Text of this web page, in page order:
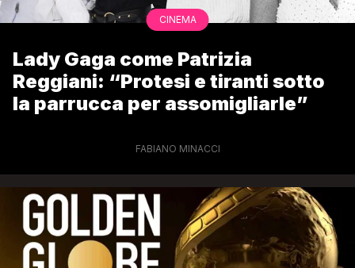
CINEMA
Lady Gaga come Patrizia
Reggiani: “Protesi e tiranti sotto
la parrucca per assomigliarle”
FABIANO MINACCI